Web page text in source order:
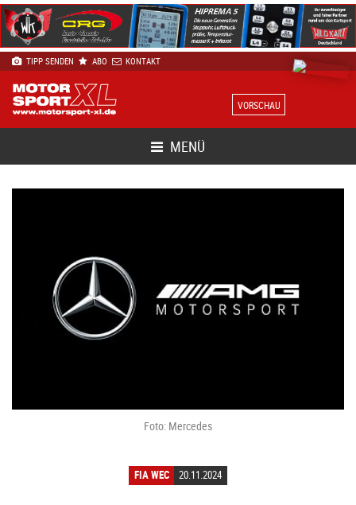
TIPP SENDEN ABO KONTAKT
VORSCHAU
MENÜ
Foto: Mercedes
FIA WEC 20.11.2024